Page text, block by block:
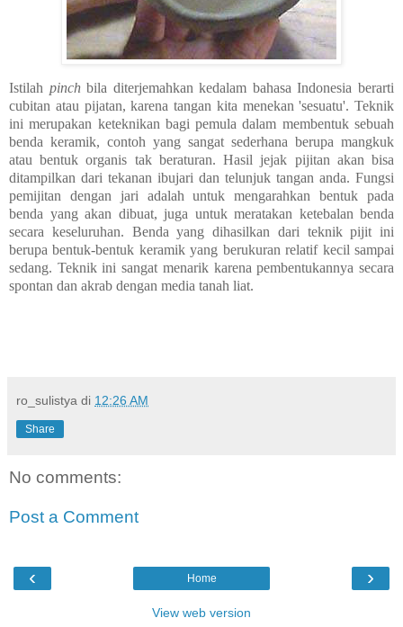
Istilah pinchbila diterjemahkan kedalam bahasa Indonesia berarti
cubitan atau pijatan, karena tangan kita menekan 'sesuatu'. Teknik
ini merupakan keteknikan bagi pemula dalam membentuk sebuah
benda keramik, contoh yang sangat sederhana berupa mangkuk
atau bentuk organis tak beraturan. Hasil jejak pijitan akan bisa
ditampilkan dari tekanan ibujari dan telunjuk tangan anda. Fungsi
pemijitan dengan jari adalah untuk mengarahkan bentuk pada
benda yang akan dibuat, juga untuk meratakan ketebalan benda
secara keseluruhan. Benda yang dihasilkan dari teknik pijit ini
berupa bentuk-bentuk keramik yang berukuran relatif kecil sampai
sedang. Teknik ini sangat menarik karena pembentukannya secara
spontan dan akrab dengan media tanah liat.
ro_sulistya di 12:26 AM
Share
No comments:
Post a Comment
‹ ›
Home
View web version